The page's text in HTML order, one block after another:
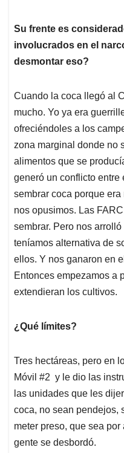
Su frente es
involucrados en el
desmontar eso?
Cuando la coca llegó al
mucho. Yo ya era
ofreciéndoles a los
zona marginal donde no
alimentos que se
generó un conflicto entre
sembrar coca porque
nos opusimos. Las
sembrar. Pero nos
teníamos alternativa de
ellos. Y nos ganaron en
Entonces empezamos a
extendieran los cultivos.
¿Qué límites?
Tres hectáreas, pero en
Móvil #2 y le dio las
las unidades que les
coca, no sean pendejos,
meter preso, que sea
gente se desbordó.